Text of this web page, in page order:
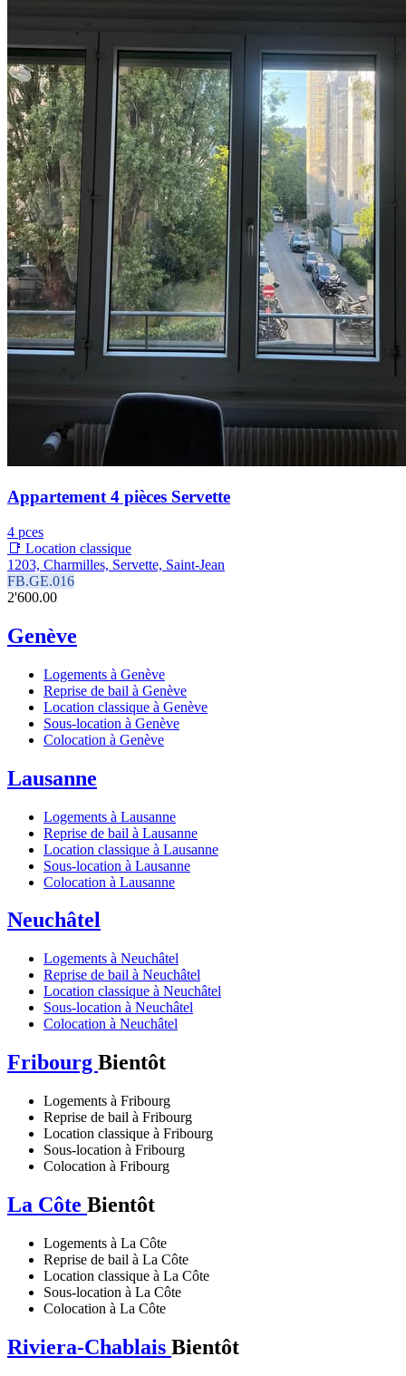
Appartement 4 pièces Servette
4 pces
📑 Location classique
1203, Charmilles, Servette, Saint-Jean
FB.GE.016
2'600.00
Genève
Logements à Genève
Reprise de bail à Genève
Location classique à Genève
Sous-location à Genève
Colocation à Genève
Lausanne
Logements à Lausanne
Reprise de bail à Lausanne
Location classique à Lausanne
Sous-location à Lausanne
Colocation à Lausanne
Neuchâtel
Logements à Neuchâtel
Reprise de bail à Neuchâtel
Location classique à Neuchâtel
Sous-location à Neuchâtel
Colocation à Neuchâtel
Fribourg Bientôt
Logements à Fribourg
Reprise de bail à Fribourg
Location classique à Fribourg
Sous-location à Fribourg
Colocation à Fribourg
La Côte Bientôt
Logements à La Côte
Reprise de bail à La Côte
Location classique à La Côte
Sous-location à La Côte
Colocation à La Côte
Riviera-Chablais Bientôt